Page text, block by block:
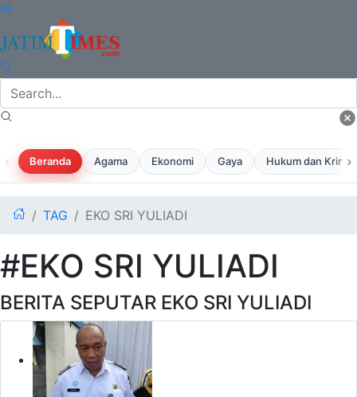
‹ Beranda Agama Ekonomi Gaya Hukum dan ›
TAG EKO SRI YULIADI
#EKO SRI YULIADI
BERITA SEPUTAR EKO SRI YULIADI